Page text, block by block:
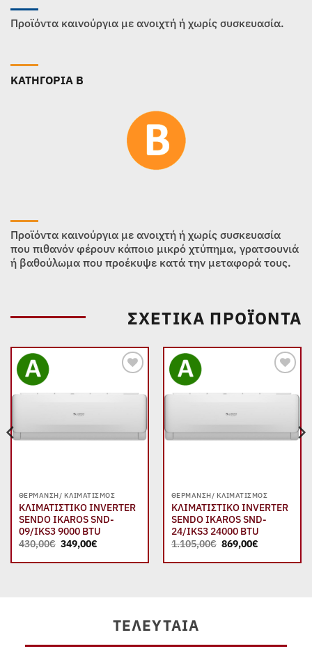
Προϊόντα καινούργια με ανοιχτή ή χωρίς συσκευασία.
ΚΑΤΗΓΟΡΙΑ B
Προϊόντα καινούργια με ανοιχτή ή χωρίς συσκευασία
που πιθανόν φέρουν κάποιο μικρό χτύπημα, γρατσουνιά
ή βαθούλωμα που προέκυψε κατά την μεταφορά τους.
ΣΧΕΤΙΚΆ ΠΡΟΪΌΝΤΑ
wishlist
ΘΈΡΜΑΝΣΗ/ ΚΛΙΜΑΤΙΣΜΌΣ
ΚΛΙΜΑΤΙΣΤΙΚΟ INVERTER
SENDO IKAROS SND-
09/IKS3 9000 BTU
430,00€ Original
price
was:
349,00€Η
τιμή
wishlist
ΘΈΡΜΑΝΣΗ/ ΚΛΙΜΑΤΙΣΜΌΣ
ΚΛΙΜΑΤΙΣΤΙΚΟ INVERTER
SENDO IKAROS SND-
24/IKS3 24000 BTU
1.105,00€ Original
price
was:
869,00€Η
τιμή
ΤΕΛΕΥΤΑΊΑ